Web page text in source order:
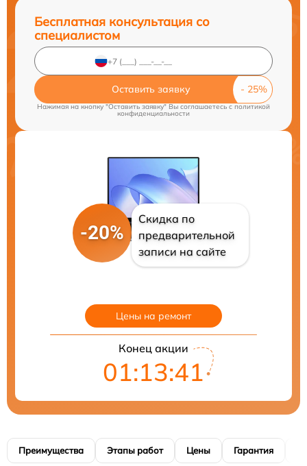
Бесплатная консультация со
специалистом
Оставить заявку
Нажимая на кнопку "Оставить заявку" Вы соглашаетесь cполитикой
конфиденциальности
-20%
Скидка по
предварительной
записи на сайте
Цены на ремонт
Конец акции
01:13:40
Преимущества Этапы работ Цены Гарантия